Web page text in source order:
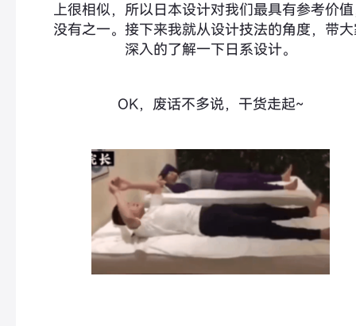
上很相似，所以日本设计对我们最具有参考价
没有之一。接下来我就从设计技法的角度，带
深入的了解一下日系设计。
OK，废话不多说，干货走起~